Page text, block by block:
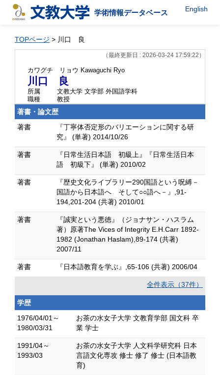
学術情報データベース English
TOPページ > 川口 良
（最終更新日 : 2026-03-24 17:59:22）
カワグチ リョウ Kawaguchi Ryo
川口 良
所属
文教大学 文学部 外国語学科
職種
教授
著書・論文歴
著書
『丁寧体否定形のバリエーションに関する研
究』 (単著) 2014/10/26
著書
『日常生活日本語 初級上』『日常生活日本
語 初級下』 (単著) 2010/02
著書
『歴史文化ライブラリー290国語という呪縛－
国語から日本語へ そして○○語へ－』,91-
194,201-204 (共著) 2010/01
著書
『誠実という悪徳』（ジョナサン・ハスラム
著）原著The Vices of Integrity E.H.Carr 1892-
1982 (Jonathan Haslam),89-174 (共著)
2007/11
著書 『日本語教育を学ぶ』,65-106 (共著) 2006/04
全件表示（37件）
学歴
1976/04/01～
1980/03/31
お茶の水女子大学 文教育学部 国文科 卒
業 学士
1991/04～
1993/03
お茶の水女子大学 人文科学研究科 日本
言語文化専攻 修士 修了 修士 (日本語教
育)